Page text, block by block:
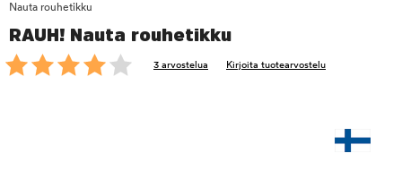
Nauta rouhetikku
RAUH! Nauta rouhetikku
3 arvostelua Kirjoita tuotearvostelu
foo